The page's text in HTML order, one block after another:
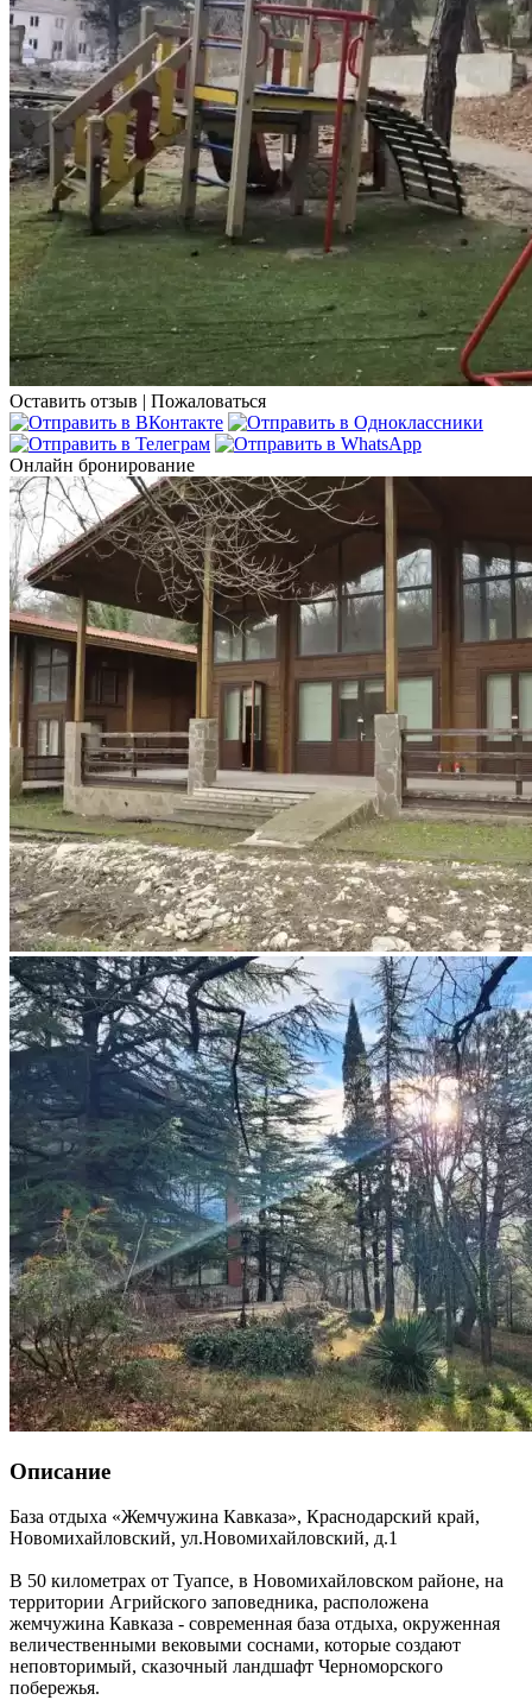
Оставить отзыв | Пожаловаться
Онлайн бронирование
Описание
База отдыха «Жемчужина Кавказа», Краснодарский край,
Новомихайловский, ул.Новомихайловский, д.1
В 50 километрах от Туапсе, в Новомихайловском районе, на
территории Агрийского заповедника, расположена
жемчужина Кавказа - современная база отдыха, окруженная
величественными вековыми соснами, которые создают
неповторимый, сказочный ландшафт Черноморского
побережья.